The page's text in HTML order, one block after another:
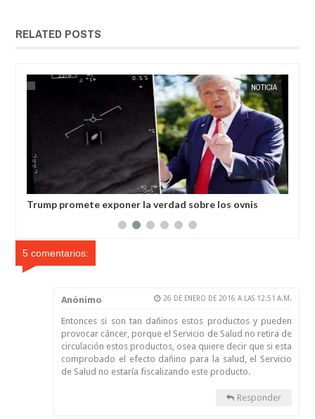
RELATED POSTS
NOTICIA
la verdad sobre los ovnis
Más de 250 niños
EXTRANOTIX MISTERIO
5 comentarios:
Anónimo 26 DE ENERO DE 2016 A LAS 12:51 A.M.
Entonces si son tan dañinos estos productos y pueden
provocar cáncer, porque el Servicio de Salud no retira de
circulación estos productos, osea quiere decir que si esta
comprobado el efecto dañino para la salud, el Servicio
de Salud no estaría fiscalizando este producto.
Responder